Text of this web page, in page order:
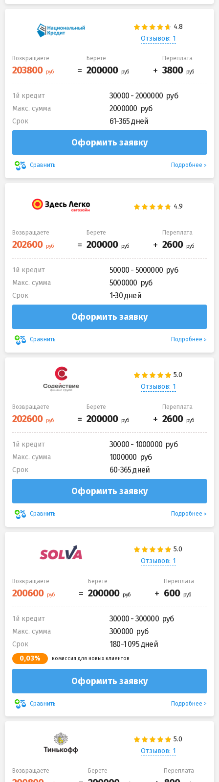
Отзывов: 1
Возвращаете Берете Переплата
1й кредит 30000 - 2000000
Макс. сумма 2000000
Срок 61-365 дней
Оформить заявку
Сравнить Подробнее
Возвращаете Берете Переплата
1й кредит 50000 - 5000000
Макс. сумма 5000000
Срок 1-30 дней
Оформить заявку
Сравнить Подробнее
Отзывов: 1
Возвращаете Берете Переплата
1й кредит 30000 - 1000000
Макс. сумма 1000000
Срок 60-365 дней
Оформить заявку
Сравнить Подробнее
Отзывов: 1
Возвращаете Берете Переплата
1й кредит 30000 - 300000
Макс. сумма 300000
Срок 180-1 095 дней
0,03% комиссия для новых клиентов
Оформить заявку
Сравнить Подробнее
Отзывов: 1
Возвращаете Берете Переплата